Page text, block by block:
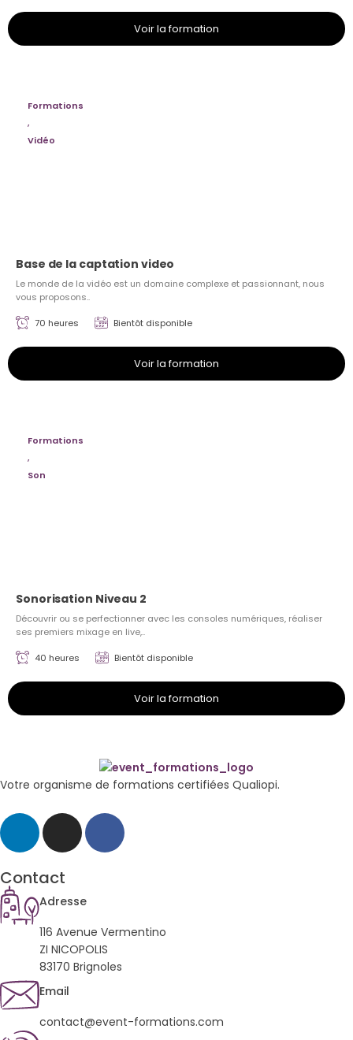
Voir la formation
Base de la captation video
Le monde de la vidéo est un domaine complexe et passionnant, nous
vous proposons..
Formations
,
Vidéo
70 heures Bientôt disponible
Voir la formation
Sonorisation Niveau 2
Découvrir ou se perfectionner avec les consoles numériques, réaliser
ses premiers mixage en live,..
Formations
,
Son
40 heures Bientôt disponible
Voir la formation
Votre organisme de formations certifiées Qualiopi.
Contact
Adresse
116 Avenue Vermentino
ZI NICOPOLIS
83170 Brignoles
Email
contact@event-formations.com